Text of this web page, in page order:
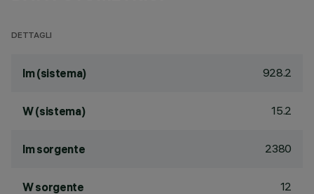
DETTAGLI
lm (sistema) 928.2
W (sistema) 15.2
lm sorgente 2380
W sorgente 12